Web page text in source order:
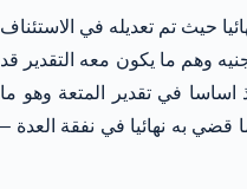
حيث تم تعديله في الاستئناف
…. لسنة .. ق من 600 الى 800 جنيه وهم ما يكون معه التقدير قد
اساسا في تقدير المتعة وهو ما
قضي به نهائيا في نفقة العدة –